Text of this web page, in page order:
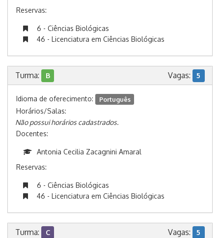
Reservas:
6 - Ciências Biológicas
46 - Licenciatura em Ciências Biológicas
Turma: B Vagas: 5
Idioma de oferecimento: Português
Horários/Salas:
Não possui horários cadastrados.
Docentes:
Antonia Cecilia Zacagnini Amaral
Reservas:
6 - Ciências Biológicas
46 - Licenciatura em Ciências Biológicas
Turma: C Vagas: 5